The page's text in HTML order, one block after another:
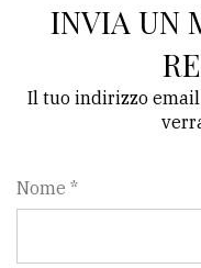
INVIA UN
Il tuo indirizzo
Nome *